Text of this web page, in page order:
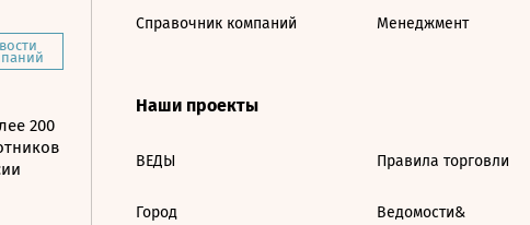
200
Справочник компаний Менеджмент
Наши проекты
ВЕДЫ
Город
Правила торговли
Ведомости&